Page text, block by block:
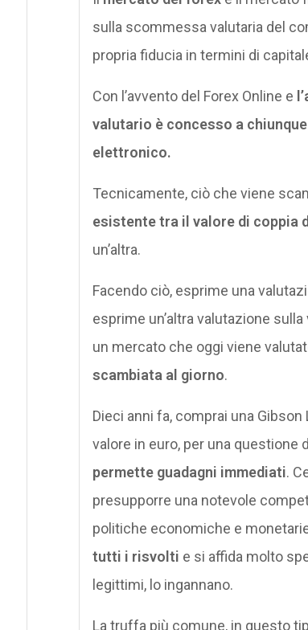
sulla scommessa valutaria del
propria fiducia in termini di
Con l’avvento del Forex Online e
valutario è concesso a
elettronico.
Tecnicamente, ciò che viene
esistente tra il valore di coppia
un’altra.
Facendo ciò, esprime una
esprime un’altra valutazione
un mercato che oggi viene
scambiata al giorno.
Dieci anni fa, comprai una
valore in euro, per una questione
permette guadagni immediati.
presupporre una notevole
politiche economiche e
tutti i risvolti e si affida molto
legittimi, lo ingannano.
La truffa più comune, in questo